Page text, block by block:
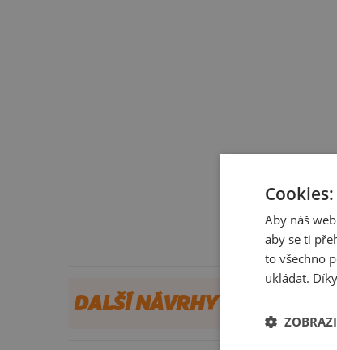
DALŠÍ NÁVRHY OD DINDY
Aby náš
aby se ti
to všechno
ukládat.